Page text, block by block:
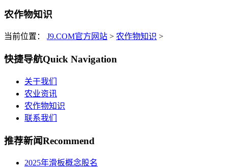
农作物知识
当前位置： J9.COM官方网站 > 农作物知识 >
快捷导航Quick Navigation
关于我们
农业资讯
农作物知识
联系我们
推荐新闻Recommend
2025年滑板概念股名